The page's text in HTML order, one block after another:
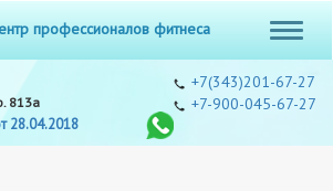
профессионалов фитнеса
813а
+7(343)201-67-27
+7-900-045-67-27